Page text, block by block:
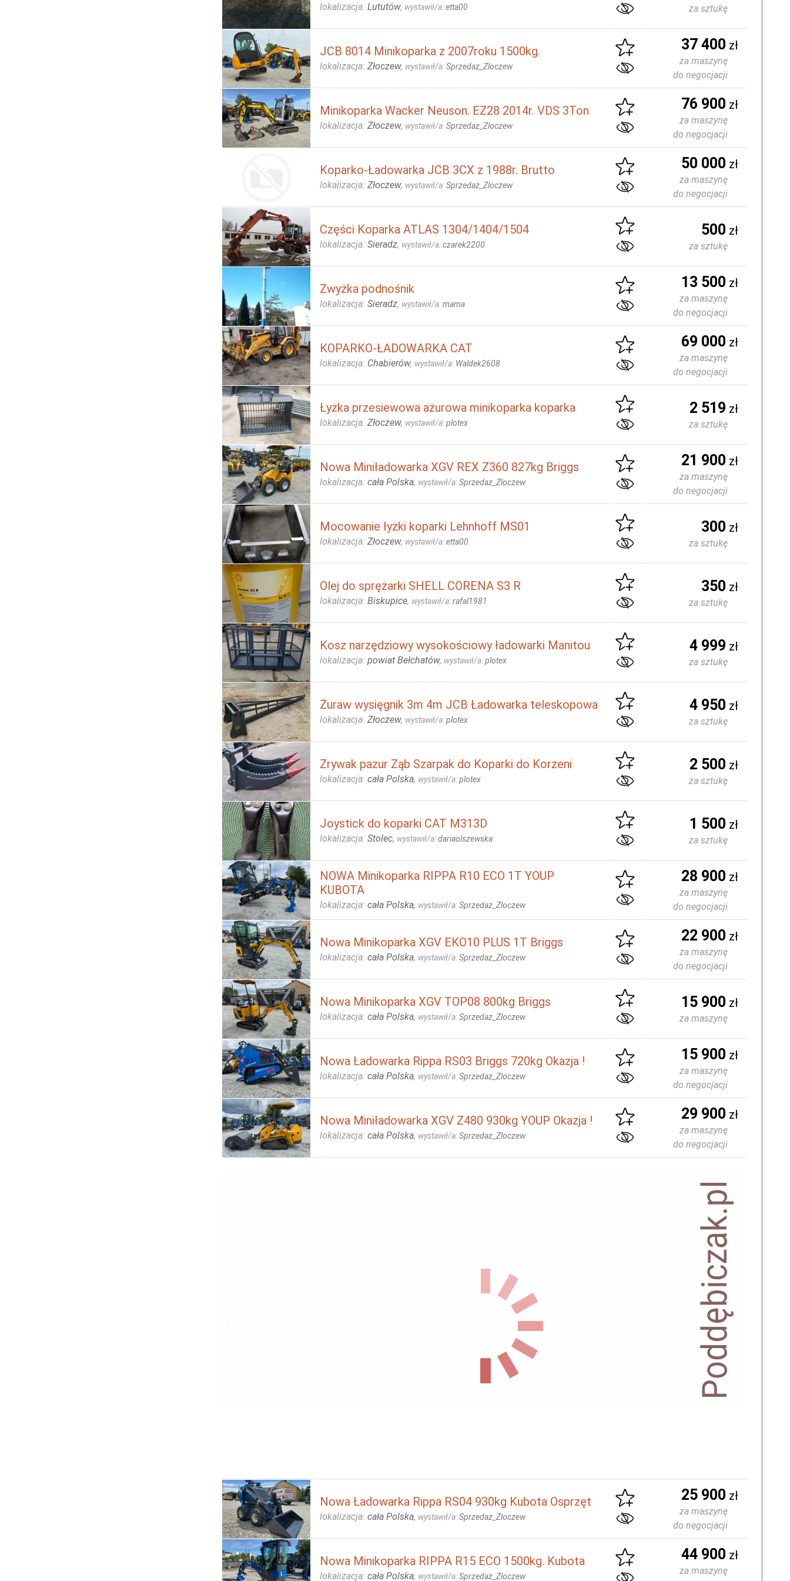
lokalizacja: Lututów, wystawił/a:etta00 za sztukę
JCB 8014 Minikoparka z 2007roku 1500kg.
lokalizacja: Złoczew, wystawił/a:Sprzedaz_Zloczew
37 400 zł
za maszynę
do negocjacji
Minikoparka Wacker Neuson. EZ28 2014r. VDS 3Ton
lokalizacja: Złoczew, wystawił/a:Sprzedaz_Zloczew
76 900 zł
za maszynę
do negocjacji
Koparko-Ładowarka JCB 3CX z 1988r. Brutto
lokalizacja: Złoczew, wystawił/a:Sprzedaz_Zloczew
50 000 zł
za maszynę
do negocjacji
Części Koparka ATLAS 1304/1404/1504
lokalizacja: Sieradz, wystawił/a:czarek2200
500 zł
za sztukę
Zwyżka podnośnik
lokalizacja: Sieradz, wystawił/a:mama
13 500 zł
za maszynę
do negocjacji
KOPARKO-ŁADOWARKA CAT
lokalizacja: Chabierów, wystawił/a: Waldek2608
69 000 zł
za maszynę
do negocjacji
Łyżka przesiewowa ażurowa minikoparka koparka
lokalizacja: Złoczew, wystawił/a:plotex
2 519 zł
za sztukę
Nowa Miniładowarka XGV REX Z360 827kg Briggs
lokalizacja: cała Polska, wystawił/a:Sprzedaz_Zloczew
21 900 zł
za maszynę
do negocjacji
Mocowanie łyżki koparki Lehnhoff MS01
lokalizacja: Złoczew, wystawił/a:etta00
300 zł
za sztukę
Olej do sprężarki SHELL CORENA S3 R
lokalizacja: Biskupice, wystawił/a:rafal1981
350 zł
za sztukę
Kosz narzędziowy wysokościowy ładowarki Manitou
lokalizacja: powiat Bełchatów, wystawił/a:plotex
4 999 zł
za sztukę
Żuraw wysięgnik 3m 4m JCB Ładowarka teleskopowa
lokalizacja: Złoczew, wystawił/a:plotex
4 950 zł
za sztukę
Zrywak pazur Ząb Szarpak do Koparki do Korzeni
lokalizacja: cała Polska, wystawił/a:plotex
2 500 zł
za sztukę
Joystick do koparki CAT M313D
lokalizacja: Stolec, wystawił/a:dariaolszewska
1 500 zł
za sztukę
NOWA Minikoparka RIPPA R10 ECO 1T YOUP
KUBOTA
lokalizacja: cała Polska, wystawił/a:Sprzedaz_Zloczew
28 900 zł
za maszynę
do negocjacji
Nowa Minikoparka XGV EKO10 PLUS 1T Briggs
lokalizacja: cała Polska, wystawił/a:Sprzedaz_Zloczew
22 900 zł
za maszynę
do negocjacji
Nowa Minikoparka XGV TOP08 800kg Briggs
lokalizacja: cała Polska, wystawił/a:Sprzedaz_Zloczew
15 900 zł
za maszynę
Nowa Ładowarka Rippa RS03 Briggs 720kg Okazja !
lokalizacja: cała Polska, wystawił/a:Sprzedaz_Zloczew
15 900 zł
za maszynę
do negocjacji
Nowa Miniładowarka XGV Z480 930kg YOUP Okazja !
lokalizacja: cała Polska, wystawił/a:Sprzedaz_Zloczew
29 900 zł
za maszynę
do negocjacji
Nowa Ładowarka Rippa RS04 930kg Kubota Osprzęt
lokalizacja: cała Polska, wystawił/a:Sprzedaz_Zloczew
25 900 zł
za maszynę
do negocjacji
Nowa Minikoparka RIPPA R15 ECO 1500kg. Kubota
lokalizacja: cała Polska, wystawił/a:Sprzedaz_Zloczew
44 900 zł
za maszynę